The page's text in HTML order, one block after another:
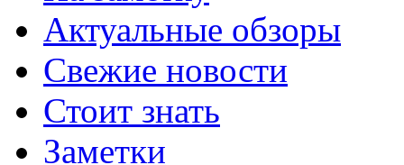
Актуальные обзоры
Свежие новости
Стоит знать
Заметки